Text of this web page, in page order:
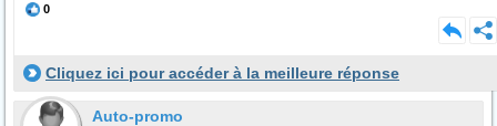
0
Cliquez ici pour accéder à la meilleure réponse
Auto-promo